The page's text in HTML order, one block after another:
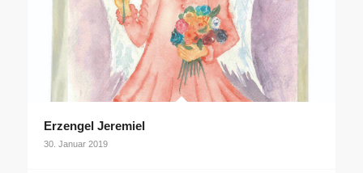
Erzengel Jeremiel
30. Januar 2019